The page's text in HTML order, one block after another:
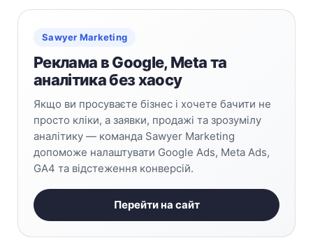
Sawyer Marketing
Реклама в Google, Meta та
аналітика без хаосу
Якщо ви просуваєте бізнес і хочете бачити не
просто кліки, а заявки, продажі та зрозумілу
аналітику — команда Sawyer Marketing
допоможе налаштувати Google Ads, Meta Ads,
GA4 та відстеження конверсій.
Перейти на сайт